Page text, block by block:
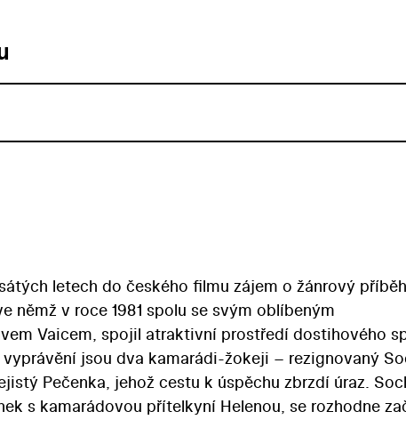
letech do českého filmu zájem o žánrový
němž v roce 1981 spolu se svým oblíbeným
Vaicem, spojil atraktivní prostředí dostihového
jsou dva kamarádi-žokeji – rezignovaný
Pečenka, jehož cestu k úspěchu zbrzdí úraz.
s kamarádovou přítelkyní Helenou, se rozhodne